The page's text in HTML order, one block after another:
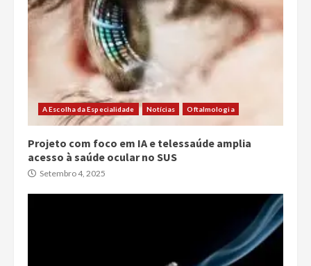
A Escolha da Especialidade Notícias Oftalmologia
Projeto com foco em IA e telessaúde amplia
acesso à saúde ocular no SUS
Setembro 4, 2025